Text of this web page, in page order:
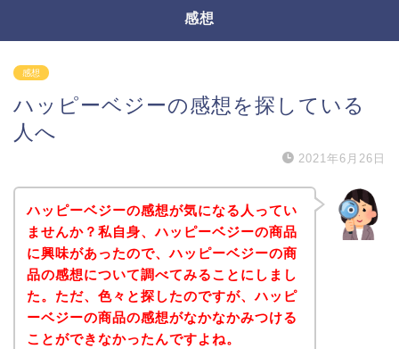
感想
感想
ハッピーベジーの感想を探している
人へ
2021年6月26日
ハッピーベジーの感想が気になる人ってい
ませんか？私自身、ハッピーベジーの商品
に興味があったので、ハッピーベジーの商
品の感想について調べてみることにしまし
た。ただ、色々と探したのですが、ハッピ
ーベジーの商品の感想がなかなかみつける
ことができなかったんですよね。